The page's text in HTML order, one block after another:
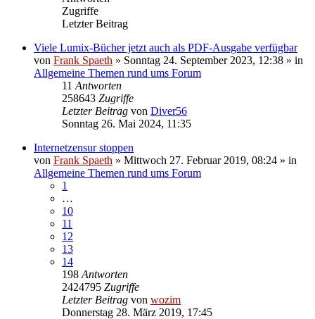
Zugriffe
Letzter Beitrag
Viele Lumix-Bücher jetzt auch als PDF-Ausgabe verfügbar
von Frank Spaeth » Sonntag 24. September 2023, 12:38 » in
Allgemeine Themen rund ums Forum
11 Antworten
258643 Zugriffe
Letzter Beitrag von Diver56
Sonntag 26. Mai 2024, 11:35
Internetzensur stoppen
von Frank Spaeth » Mittwoch 27. Februar 2019, 08:24 » in
Allgemeine Themen rund ums Forum
1
…
10
11
12
13
14
198 Antworten
2424795 Zugriffe
Letzter Beitrag von wozim
Donnerstag 28. März 2019, 17:45